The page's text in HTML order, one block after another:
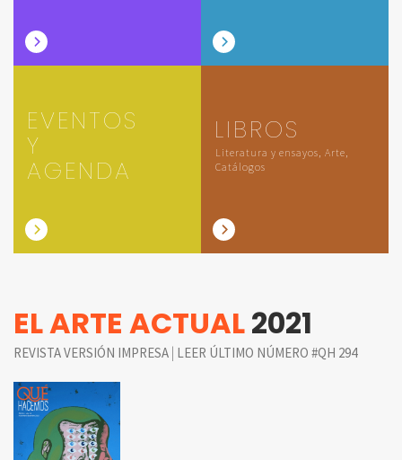
EVENTOS
Y
AGENDA
LIBROS
Literatura y ensayos, Arte,
Catálogos
EL ARTE ACTUAL2021
REVISTA VERSIÓN IMPRESA | LEER ÚLTIMO NÚMERO #QH 294